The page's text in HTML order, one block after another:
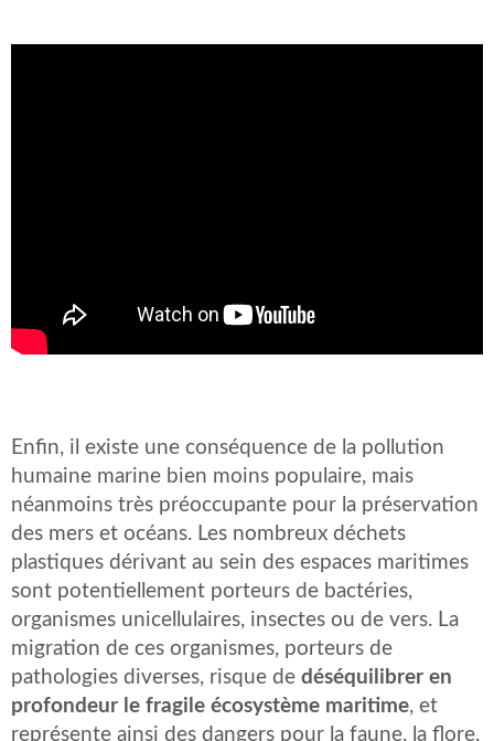
Enfin, il existe une conséquence de la pollution
humaine marine bien moins populaire, mais
néanmoins très préoccupante pour la préservation
des mers et océans. Les nombreux déchets
plastiques dérivant au sein des espaces maritimes
sont potentiellement porteurs de bactéries,
organismes unicellulaires, insectes ou de vers. La
migration de ces organismes, porteurs de
pathologies diverses, risque de déséquilibrer en
profondeur le fragile écosystème maritime, et
représente ainsi des dangers pour la faune, la flore,